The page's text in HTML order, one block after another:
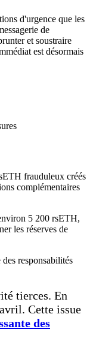
frauduleux créés
complémentaires
5 200 rsETH,
les réserves de
responsabilités
tierces. En
Cette issue
des